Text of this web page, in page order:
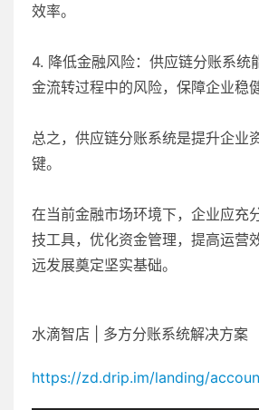
效率。
4. 降低金融风险：供应链分账系统
金流转过程中的风险，保障企业稳
总之，供应链分账系统是提升企业
键。
在当前金融市场环境下，企业应充
技工具，优化资金管理，提高运营
远发展奠定坚实基础。
水滴智店 | 多方分账系统解决方案
https://zd.drip.im/landing/